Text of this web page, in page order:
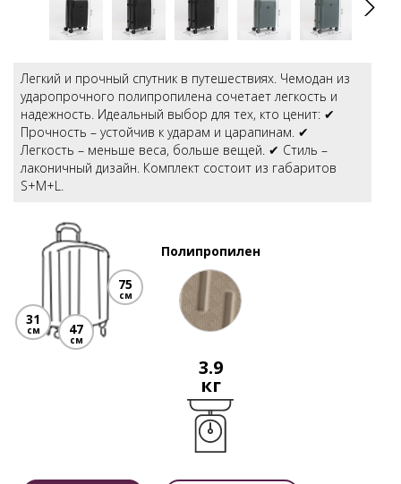
Легкий и прочный спутник в путешествиях. Чемодан из
ударопрочного полипропилена сочетает легкость и
надежность. Идеальный выбор для тех, кто ценит: ✔
Прочность – устойчив к ударам и царапинам. ✔
Легкость – меньше веса, больше вещей. ✔ Стиль –
лаконичный дизайн. Комплект состоит из габаритов
S+M+L.
31
см
75
см
47
см
Полипропилен
3.9
кг